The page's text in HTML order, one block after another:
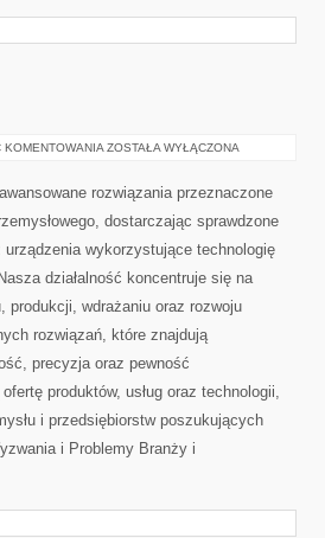
KOMENTOWANIA ENERGETYKA
ZOSTAŁA WYŁĄCZONA
rozwiązania przeznaczone
dostarczając sprawdzone
wykorzystujące technologię
działalność koncentruje się na
produkcji, wdrażaniu oraz rozwoju
rozwiązań, które znajdują
precyzja oraz pewność
produktów, usług oraz technologii,
i przedsiębiorstw poszukujących
i Problemy Branży i